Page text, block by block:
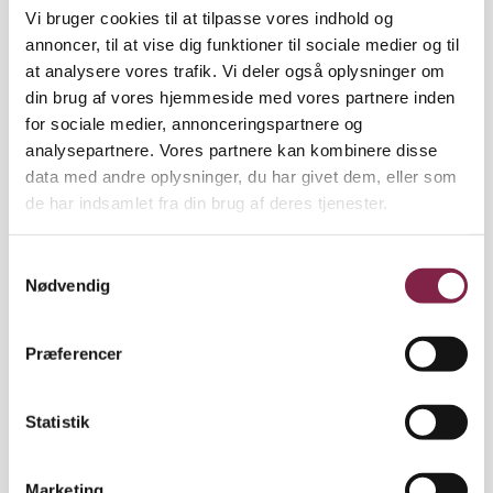
Vi bruger cookies til at tilpasse vores indhold og
annoncer, til at vise dig funktioner til sociale medier og til
at analysere vores trafik. Vi deler også oplysninger om
din brug af vores hjemmeside med vores partnere inden
for sociale medier, annonceringspartnere og
analysepartnere. Vores partnere kan kombinere disse
data med andre oplysninger, du har givet dem, eller som
de har indsamlet fra din brug af deres tjenester.
Nødvendig
Præferencer
Statistik
og tredje ledighedsdag (G-dage) i forbindelse med
kollektiv ferielukning, selvom du umiddelbart er
ledig. Det skyldes, at en julelukning ikke anses for at
være et arbejds­ophør. På dagpengekortet skal du
skrive ’0’ ud for de dage, hvor du ikke modtager løn
på grund af lukningen. Du skal skrive arbejdstimer
på ud for helligdagene, fordi du som fast
månedslønnet får løn for disse dage.
■ Tilmelding i jobcentret
Hvis din arbejdsplads kun holder lukket mellem jul
og nytår, det vil sige fra og med tirsdag den 24.
december 2013 og til og med onsdag den 1. januar
2014, så behøver du ikke melde dig ledig på
du er timelønnet vikar, eller hvis din arbejdsplads